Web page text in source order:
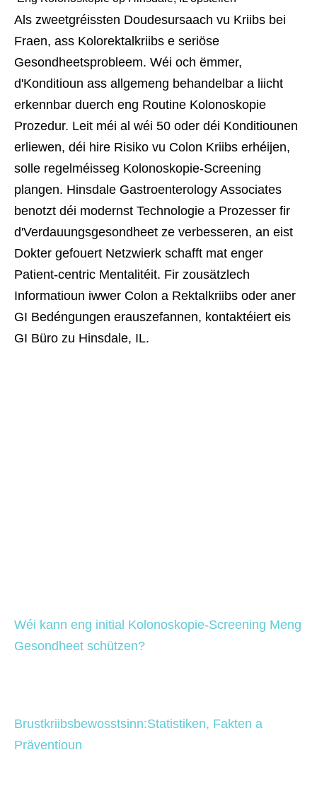
Als zweetgréissten Doudesursaach vu Kriibs bei
Fraen, ass Kolorektalkriibs e seriöse
Gesondheetsprobleem. Wéi och ëmmer,
d'Konditioun ass allgemeng behandelbar a liicht
erkennbar duerch eng Routine Kolonoskopie
Prozedur. Leit méi al wéi 50 oder déi Konditiounen
erliewen, déi hire Risiko vu Colon Kriibs erhéijen,
solle regelméisseg Kolonoskopie-Screening
plangen. Hinsdale Gastroenterology Associates
benotzt déi modernst Technologie a Prozesser fir
d'Verdauungsgesondheet ze verbesseren, an eist
Dokter gefouert Netzwierk schafft mat enger
Patient-centric Mentalitéit. Fir zousätzlech
Informatioun iwwer Colon a Rektalkriibs oder aner
GI Bedéngungen erauszefannen, kontaktéiert eis
GI Büro zu Hinsdale, IL.
Wéi kann eng initial Kolonoskopie-Screening Meng
Gesondheet schützen?
Brustkriibsbewosstsinn:Statistiken, Fakten a
Präventioun